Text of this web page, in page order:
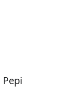
Pepi